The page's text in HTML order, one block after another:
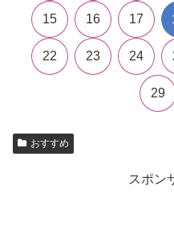
15 16 17
22 23 24
29
おすすめ
スポン